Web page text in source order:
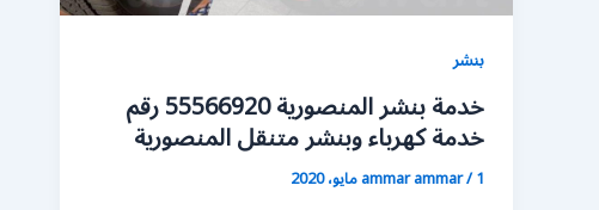
بنشر
خدمة بنشر المنصورية 55566920 رقم
خدمة كهرباء وبنشر متنقل المنصورية
ammar ammar/1 مايو، 2020